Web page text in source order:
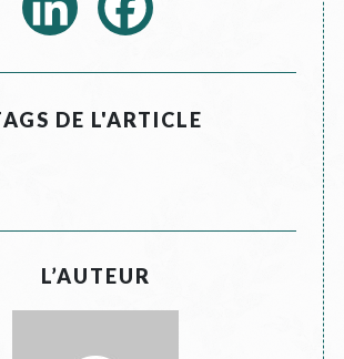
DE L'ARTICLE
L’AUTEUR